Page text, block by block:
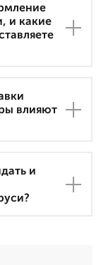
и какие
влияют
и